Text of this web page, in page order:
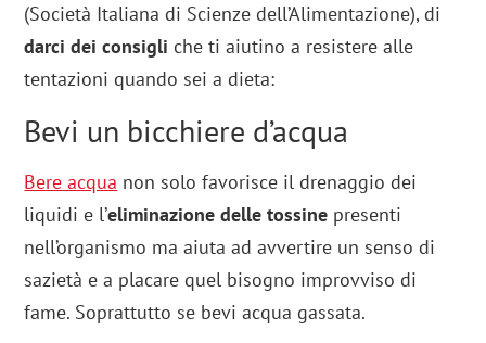
(Società Italiana di Scienze dell’Alimentazione), di
darci dei consigli che ti aiutino a resistere alle
tentazioni quando sei a dieta:
Bevi un bicchiere d’acqua
Bere acqua non solo favorisce il drenaggio dei
liquidi e l’eliminazione delle tossine presenti
nell’organismo ma aiuta ad avvertire un senso di
sazietà e a placare quel bisogno improvviso di
fame. Soprattutto se bevi acqua gassata.